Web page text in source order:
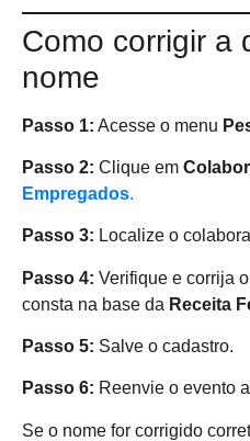
Como corrigir a
nome
Passo 1: Acesse o menu
Passo 2: Clique em
Empregados.
Passo 3: Localize o
Passo 4: Verifique e corrija o
consta na base da Receita
Passo 5: Salve o cadastro.
Passo 6: Reenvie o evento
Se o nome for corrigido